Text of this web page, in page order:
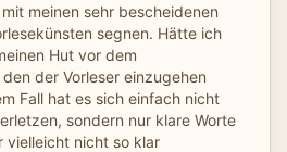
meinen sehr bescheidenen
segnen. Hätte ich
Hut vor dem
der Vorleser einzugehen
Fall hat es sich einfach nicht
sondern nur klare Worte
vielleicht nicht so klar